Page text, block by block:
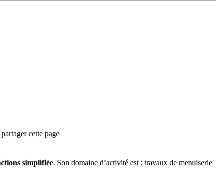
cette page
simplifiée. Son domaine d’activité est : travaux de menuiserie